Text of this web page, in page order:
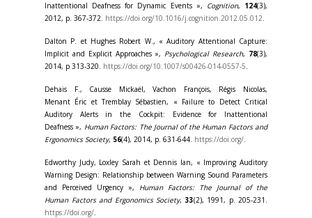
Inattentional Deafness for Dynamic Events », Cognition, 124(3),
2012, p. 367-372. https://doi.org/10.1016/j.cognition.2012.05.012.
Dalton P. et Hughes Robert W., « Auditory Attentional Capture:
Implicit and Explicit Approaches », Psychological Research, 78(3),
2014, p 313-320. https://doi.org/10.1007/s00426-014-0557-5.
Dehais F., Causse Mickaël, Vachon François, Régis Nicolas,
Menant Éric et Tremblay Sébastien, « Failure to Detect Critical
Auditory Alerts in the Cockpit: Evidence for Inattentional
Deafness », Human Factors: The Journal of the Human Factors and
Ergonomics Society, 56(4), 2014, p. 631-644. https://doi.org/.
Edworthy Judy, Loxley Sarah et Dennis Ian, « Improving Auditory
Warning Design: Relationship between Warning Sound Parameters
and Perceived Urgency », Human Factors: The Journal of the
Human Factors and Ergonomics Society,33(2), 1991, p. 205-231.
https://doi.org/.